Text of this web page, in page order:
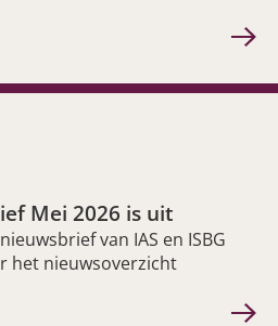
Mei 2026 is uit
van IAS en ISBG
het nieuwsoverzicht